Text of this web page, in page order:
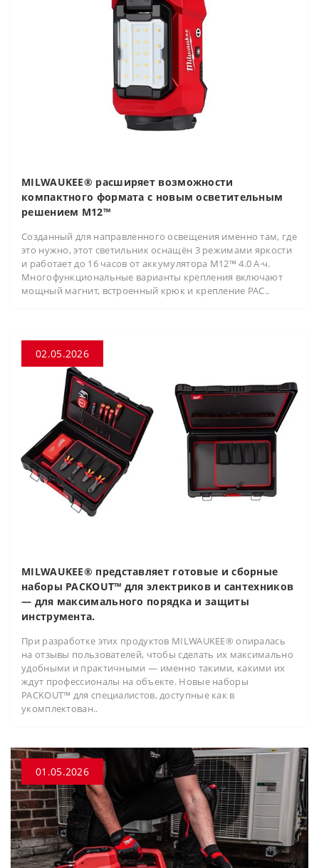
MILWAUKEE® расширяет возможности
компактного формата с новым осветительным
решением M12™
Созданный для направленного освещения именно там, где
это нужно, этот светильник оснащён 3 режимами яркости
и работает до 16 часов от аккумулятора M12™ 4.0 А·ч.
Многофункциональные варианты крепления включают
мощный магнит, встроенный крюк и крепление PAC..
02.05.2026
MILWAUKEE® представляет готовые и сборные
наборы PACKOUT™ для электриков и сантехников
— для максимального порядка и защиты
инструмента.
При разработке этих продуктов MILWAUKEE® опиралась
на отзывы пользователей, чтобы сделать их максимально
удобными и практичными — именно такими, какими их
ждут профессионалы на объекте. Новые наборы
PACKOUT™ для специалистов, доступные как в
укомплектован..
01.05.2026